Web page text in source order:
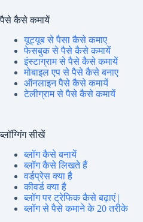
पैसे कैसे कमायें
यूट्यूब से पैसा कैसे कमाए
फेसबुक से पैसे कैसे कमायें
इंस्टाग्राम से पैसे कैसे कमायें
मोबाइल एप से पैसे कैसे बनाए
ऑनलाइन पैसे कैसे कमायें
टेलीग्राम से पैसे कैसे कमायें
ब्लॉग्गिंग सीखें
ब्लॉग कैसे बनायें
ब्लॉग कैसे लिखते हैं
वर्डप्रेस क्या है
कीवर्ड क्या है
ब्लॉग पर ट्रेफिक कैसे बढ़ाएं |
ब्लॉग से पैसे कमाने के 20 तरीके